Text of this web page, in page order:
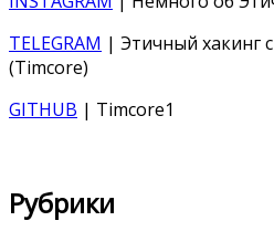
TELEGRAM | Этичный хакинг
(Timcore)
GITHUB | Timcore1
Рубрики